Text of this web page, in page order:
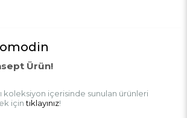
Ürün!
koleksiyon içerisinde sunulan ürünleri
içintıklayınız!